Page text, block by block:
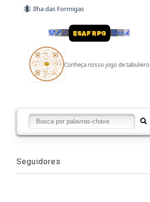
🐜 Ilha das Formigas
🤡🗡🪄 ESAF RPG 👹📜🦼
Conheça nosso jogo de tabuleiro
Seguidores